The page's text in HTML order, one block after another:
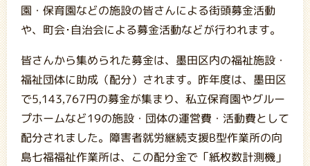
園・保育園などの施設の皆さんによる街頭募金活動
や、町会･自治会による募金活動などが行われます。
皆さんから集められた募金は、墨田区内の福祉施設・
福祉団体に助成（配分）されます。昨年度は、墨田区
で5,143,767円の募金が集まり、私立保育園やグルー
プホームなど19の施設・団体の運営費・活動費として
配分されました。障害者就労継続支援B型作業所の向
島七福福祉作業所は、この配分金で「紙枚数計測機」